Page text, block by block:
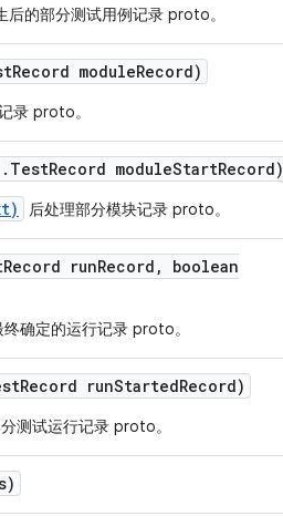
后的部分测试用例记录 proto。
Record moduleRecord)
录 proto。
. TestRecord moduleStartRecord)
后处理部分模块记录 proto。
Record runRecord ,
boolean
确定的运行记录 proto。
Record runStartedRecord)
测试运行记录 proto。